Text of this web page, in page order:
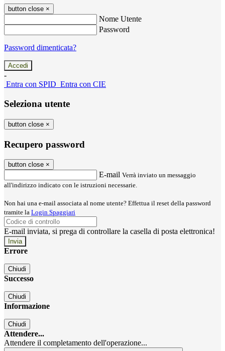
button close ×
Nome Utente
Password
Password dimenticata?
-
Entra con SPID Entra con CIE
Seleziona utente
button close ×
Recupero password
button close ×
E-mail Verrà inviato un messaggio
all'indirizzo indicato con le istruzioni necessarie.
Non hai una e-mail associata al nome utente? Effettua il reset della password
tramite la Login Spaggiari
E-mail inviata, si prega di controllare la casella di posta elettronica!
Errore
Chiudi
Successo
Chiudi
Informazione
Chiudi
Attendere...
Attendere il completamento dell'operazione...